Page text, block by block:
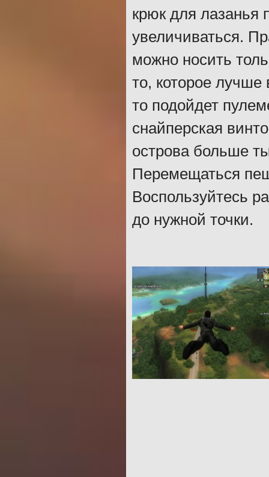
крюк для лазанья
увеличиваться.
можно носить
то, которое
то подойдет
снайперская
острова больше
Перемещаться
Воспользуйтесь
до нужной точки.